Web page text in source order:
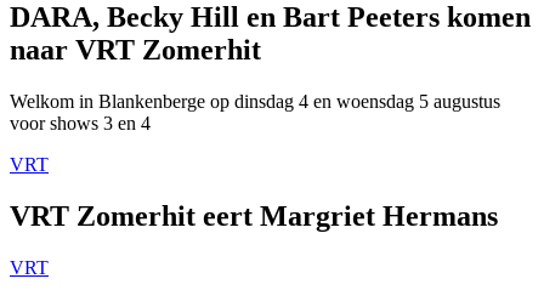
DARA, Becky Hill en Bart Peeters komen
naar VRT Zomerhit
Welkom in Blankenberge op dinsdag 4 en woensdag 5 augustus
voor shows 3 en 4
VRT
VRT Zomerhit eert Margriet Hermans
VRT